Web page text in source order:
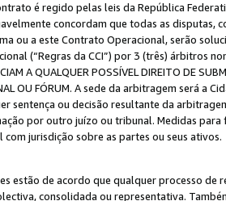
é regido pelas leis da República
concordam que todas as disputas,
ou a este Contrato Operacional, serão
(“Regras da CCI”) por 3 (três) árbitros
A QUALQUER POSSÍVEL DIREITO DE
OU FÓRUM. A sede da arbitragem será a
sentença ou decisão resultante da
por outro juízo ou tribunal. Medidas
com jurisdição sobre as partes ou seus ativos.
estão de acordo que qualquer processo
consolidada ou representativa.